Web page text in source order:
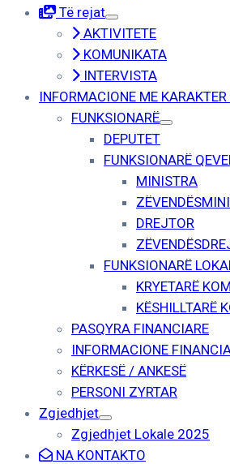
Të rejat
AKTIVITETE
KOMUNIKATA
INTERVISTA
INFORMACIONE ME
FUNKSIONARË
DEPUTET
FUNKSIONARË
MINISTRA
DREJTOR
FUNKSIONARË
KRYETARË
KËSHILLTARË
PASQYRA FINANCIARE
INFORMACIONE
KËRKESË / ANKESË
PERSONI ZYRTAR
Zgjedhjet
Zgjedhjet Lokale 2025
NA KONTAKTO